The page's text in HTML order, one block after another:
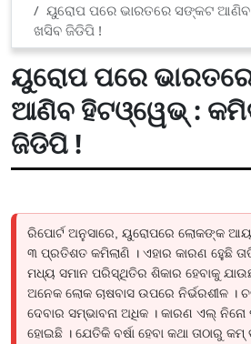
ୟୁରୋପ ପରେ ଭାରତରେ ସଙ୍କଟ
ଖସିବ ଜିଡିପି !
ୟୁରୋପ ପରେ
ଆଣିବ ହିଟଓ୍ୱେଭ୍ :
ଜିଡିପି !
ରିପୋର୍ଟ ଅନୁସାରେ, ୟୁରୋପରେ ଲୋକଙ୍କ ଆୟ
୩ ପ୍ରତିଶତ କମିଲାଣି । ଏହାର କାରଣ ହେୁଛି
ମଧ୍ୟ ସମାନ ପରିସ୍ଥିତିର ଶିକାର ହେବାକୁ
ଅନେକ ଲୋକ ଚାଷବାସ ଉପରେ ନିର୍ଭରଶୀଳ ।
ଦେବାର ସମ୍ଭାବନା ଅଧିକ । କାରଣ ଏଲ୍
ହୋଇଛି । ଯେତିକି ବର୍ଷା ହେବା କଥା ତାଠାରୁ କମ୍